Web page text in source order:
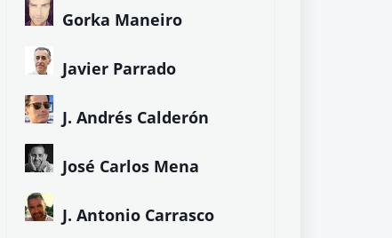
Gorka Maneiro
Javier Parrado
J. Andrés Calderón
José Carlos Mena
J. Antonio Carrasco